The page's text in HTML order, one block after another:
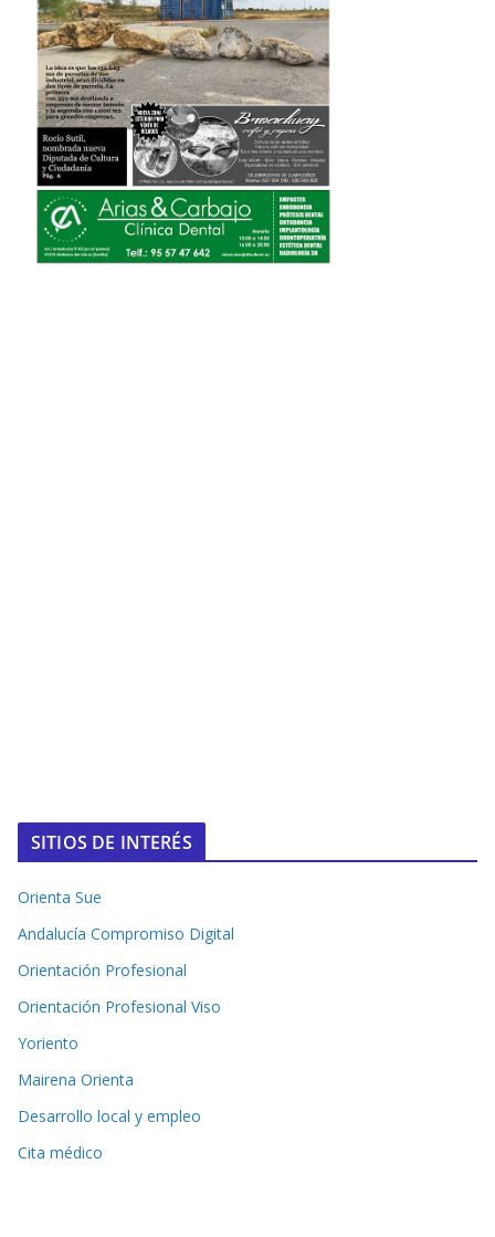
SITIOS DE INTERÉS
Orienta Sue
Andalucía Compromiso Digital
Orientación Profesional
Orientación Profesional Viso
Yoriento
Mairena Orienta
Desarrollo local y empleo
Cita médico